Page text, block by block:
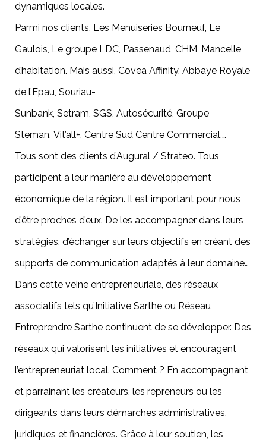
dynamiques locales.
Parmi nos clients, Les Menuiseries Bourneuf, Le
Gaulois, Le groupe LDC, Passenaud, CHM, Mancelle
d’habitation. Mais aussi, Covea Affinity, Abbaye Royale
de l’Epau, Souriau-
Sunbank, Setram, SGS, Autosécurité, Groupe
Steman, Vit’all+, Centre Sud Centre Commercial,…
Tous sont des clients d’Augural / Strateo. Tous
participent à leur manière au développement
économique de la région. Il est important pour nous
d’être proches d’eux. De les accompagner dans leurs
stratégies, d’échanger sur leurs objectifs en créant des
supports de communication adaptés à leur domaine…
Dans cette veine entrepreneuriale, des réseaux
associatifs tels qu’Initiative Sarthe ou Réseau
Entreprendre Sarthe continuent de se développer. Des
réseaux qui valorisent les initiatives et encouragent
l’entrepreneuriat local. Comment ? En accompagnant
et parrainant les créateurs, les repreneurs ou les
dirigeants dans leurs démarches administratives,
juridiques et financières. Grâce à leur soutien, les